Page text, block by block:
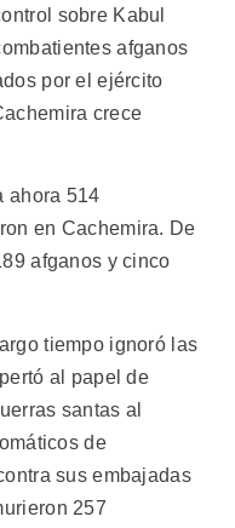
sobre Kabul
afganos
por el ejército
crece
ahora 514
en Cachemira. De
afganos y cinco
tiempo ignoró las
al papel de
santas al
de
sus embajadas
257